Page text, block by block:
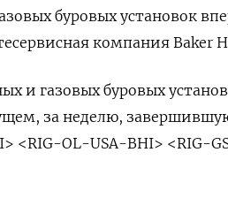
буровых установок
компания Baker
и газовых буровых
за неделю,
<RIG-OL-USA-BHI> <RIG-